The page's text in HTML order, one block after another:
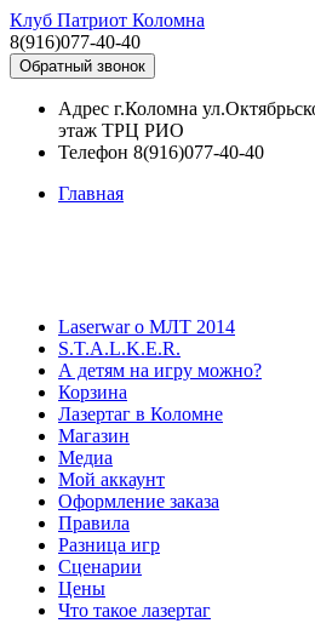
Клуб Патриот Коломна
8(916)077-40-40
Обратный звонок
Адрес г.Коломна
этаж ТРЦ РИО
Телефон 8(916)077-40-40
Главная
Laserwar о МЛТ 2014
S.T.A.L.K.E.R.
А детям на игру можно?
Корзина
Лазертаг в Коломне
Магазин
Медиа
Мой аккаунт
Оформление заказа
Правила
Разница игр
Сценарии
Цены
Что такое лазертаг